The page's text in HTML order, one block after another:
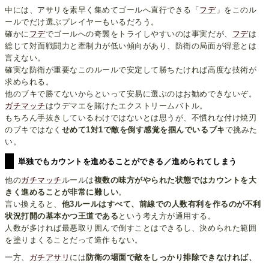
中には、アサリを素早く集めてゴールへ直行できる「 フデ」をこのル
ールでだけ選ぶプレイヤーもいるだろう。
確かに フデでゴールへの奇襲をトライしやすいのは事実だが、 フデは
総じて対面戦闘力と牽制力が低い傾向があり、防衛の局面が得意とは
言えない。
確実な防衛が重要なこのルールで安定して勝ちたければ高度な技術が
求められる。
他のブキで勝てないからといって安易に選ぶのはお勧めできないぞ。
ガチマッチ はウデマエを賭けたエクストリームバトル。
もちろん手抜きしているわけではないとは思うが、不慣れな付け焼刃
のブキではなく せめて1対1で敵を倒す感覚を掴んでいるブキで挑みた
い。
単独でもカウントを進めることができる／進められてしまう
他のガチマッチ ルールは複数の味方がやられた状態ではカウントを大
きく進めることが非常に難しい。
言い換えると、 他3ルールはすべて、前線での人数有利を作るのが不利
状況打開の基本かつ王道である という考え方が通用する。
人数が多ければ最悪取り囲んで倒すことはできるし、決められた範囲
を塗りまくることだって造作もない。
一方、 ガチアサリ には 防衛の場面で敵をしっかり排除できなければ、